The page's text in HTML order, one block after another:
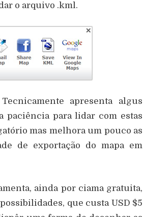
o arquivo .kml.
apresenta algus
paciência para lidar com estas
mas melhora um pouco as
de exportação do mapa em
ainda por ciama gratuita,
que custa USD $5